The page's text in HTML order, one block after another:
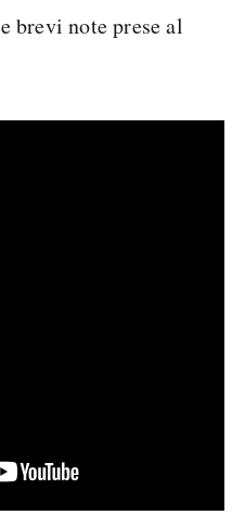
brevi note prese al